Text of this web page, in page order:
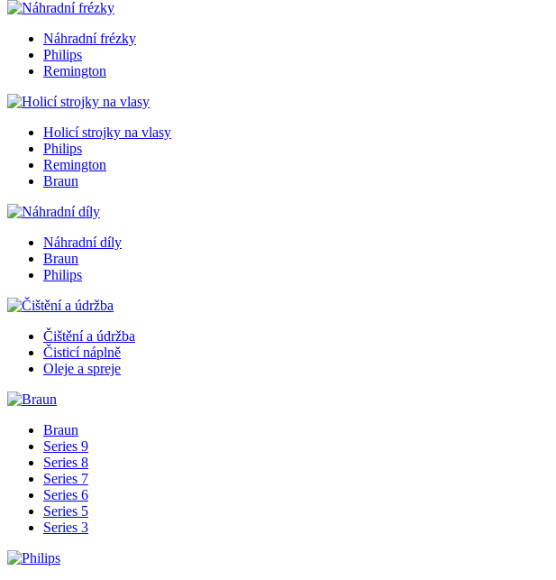
Náhradní frézky
Philips
Remington
Holicí strojky na vlasy
Philips
Remington
Braun
Náhradní díly
Braun
Philips
Čištění a údržba
Čisticí náplně
Oleje a spreje
Braun
Series 9
Series 8
Series 7
Series 6
Series 5
Series 3